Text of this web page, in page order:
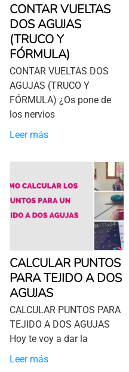
CONTAR VUELTAS
DOS AGUJAS
(TRUCO Y
FÓRMULA)
CONTAR VUELTAS DOS
AGUJAS (TRUCO Y
FÓRMULA) ¿Os pone de
los nervios
Leer más
CALCULAR PUNTOS
PARA TEJIDO A DOS
AGUJAS
CALCULAR PUNTOS PARA
TEJIDO A DOS AGUJAS
Hoy te voy a dar la
Leer más